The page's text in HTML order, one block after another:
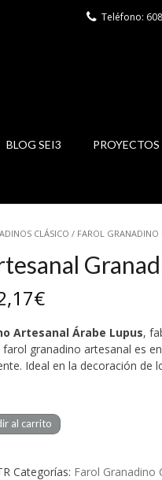
Teléfono:
BLOG SEI3 PROYECTOS
CLÁSICO / FAROL GRANADINO
€
Artesanal Árabe Lupus,
granadino artesanal es
Ideal en la decoración de
al carrito
Categorías: Farol Granadino